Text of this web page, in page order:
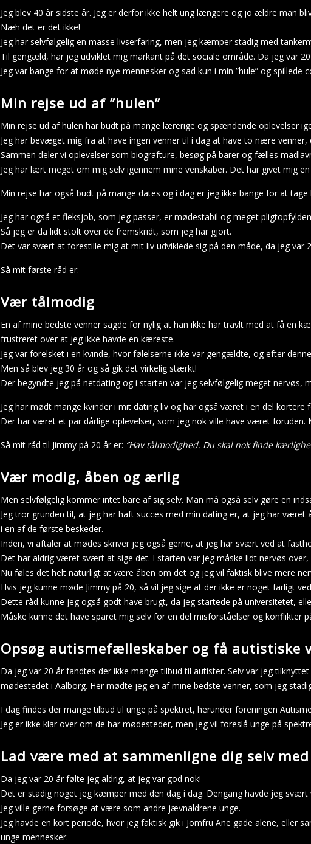
Jeg blev 40 år sidste år. Jeg er derfor ikke helt ung længere og jo ældre man
Næh det er det ikke!
Jeg har selvfølgelig en masse livserfaring, men jeg kæmper stadig med
Til gengæld, har jeg udviklet mig markant på det sociale område. Da jeg var
Jeg var bange for at møde nye mennesker og sad kun i min ”hule” og spillede
Min rejse ud af ”hulen”
Min rejse ud af hulen har budt på mange lærerige og spændende oplevelser
Jeg har bevæget mig fra at have ingen venner til i dag at have to nære venner,
Sammen deler vi oplevelser som biografture, besøg på barer og fælles
Jeg har lært meget om mig selv igennem mine venskaber. Det har givet mig
Min rejse har også budt på mange dates og i dag er jeg ikke bange for at
Jeg har også et fleksjob, som jeg passer, er mødestabil og meget
Så jeg er da lidt stolt over de fremskridt, som jeg har gjort.
Det var svært at forestille mig at mit liv udviklede sig på den måde, da jeg var
Så mit første råd er:
Vær tålmodig
En af mine bedste venner sagde for nylig at han ikke har travlt med at få en
frustreret over at jeg ikke havde en kæreste.
Jeg var forelsket i en kvinde, hvor følelserne ikke var gengældte, og efter
Men så blev jeg 30 år og så gik det virkelig stærkt!
Der begyndte jeg på netdating og i starten var jeg selvfølgelig meget nervøs,
Jeg har mødt mange kvinder i mit dating liv og har også været i en del kortere
Der har været et par dårlige oplevelser, som jeg nok ville have været
Så mit råd til Jimmy på 20 år er: ”Hav tålmodighed. Du skal nok finde
Vær modig, åben og ærlig
Men selvfølgelig kommer intet bare af sig selv. Man må også selv gøre en
Jeg tror grunden til, at jeg har haft succes med min dating er, at jeg har
i en af de første beskeder.
Inden, vi aftaler at mødes skriver jeg også gerne, at jeg har svært ved at
Det har aldrig været svært at sige det. I starten var jeg måske lidt nervøs
Nu føles det helt naturligt at være åben om det og jeg vil faktisk blive mere
Hvis jeg kunne møde Jimmy på 20, så vil jeg sige at der ikke er noget farligt
Dette råd kunne jeg også godt have brugt, da jeg startede på universitetet,
Måske kunne det have sparet mig selv for en del misforståelser og konflikter
Opsøg autismefælleskaber og få autistiske
Da jeg var 20 år fandtes der ikke mange tilbud til autister. Selv var jeg
mødestedet i Aalborg. Her mødte jeg en af mine bedste venner, som jeg
I dag findes der mange tilbud til unge på spektret, herunder foreningen
Jeg er ikke klar over om de har mødesteder, men jeg vil foreslå unge på
Lad være med at sammenligne dig selv
Da jeg var 20 år følte jeg aldrig, at jeg var god nok!
Det er stadig noget jeg kæmper med den dag i dag. Dengang havde jeg
Jeg ville gerne forsøge at være som andre jævnaldrene unge.
Jeg havde en kort periode, hvor jeg faktisk gik i Jomfru Ane gade alene,
unge mennesker.